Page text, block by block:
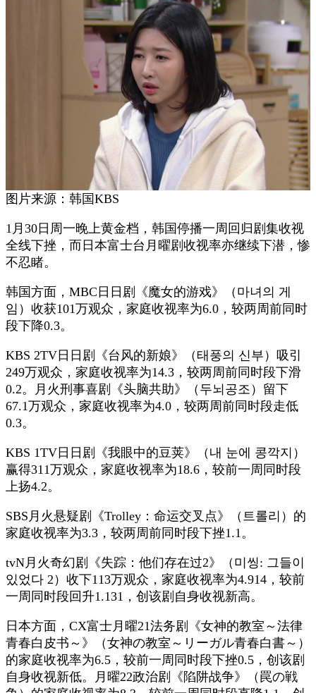
图片来源：韩国KBS
1月30日周一晚上黄金档，韩国停播一周回归剧集收视
全线下挫，而日本富士台月曜剧收视率亦继续下潜，惨
不忍睹。
韩国方面，MBC日日剧《魔女的游戏》（마녀의 게
임）收获101万观众，家庭收视率为6.0，较两周前同时
段下降0.3。
KBS 2TV日日剧《台风的新娘》（태풍의 신부）吸引
249万观众，家庭收视率为14.3，较两周前同时段下滑
0.2。月火刑事喜剧《头脑共助》（두뇌공조）留下
67.1万观众，家庭收视率为4.0，较两周前同时段走低
0.3。
KBS 1TV日日剧《我眼中的豆荚》（내 눈에 콩깍지）
赢得311万观众，家庭收视率为18.6，较前一周同时段
上扬4.2。
SBS月火悬疑剧《Trolley：命运交叉点》（트롤리）的
家庭收视率为3.3，较两周前同时段下挫1.1。
tvN月火奇幻剧《失踪：他们存在过2》（미씽: 그들이
있었다 2）收下113万观众，家庭收视率为4.914，较前
一周同时段回升1.131，创该剧自身收视新高。
日本方面，CX富士月曜21法务剧《女神的教室～法律
青春白皮书～》（女神の教室～リーガル青春白書～）
的家庭收视率为6.5，较前一周同时段下挫0.5，创该剧
自身收视新低。月曜22政治剧《陷阱战争》（罠の戦